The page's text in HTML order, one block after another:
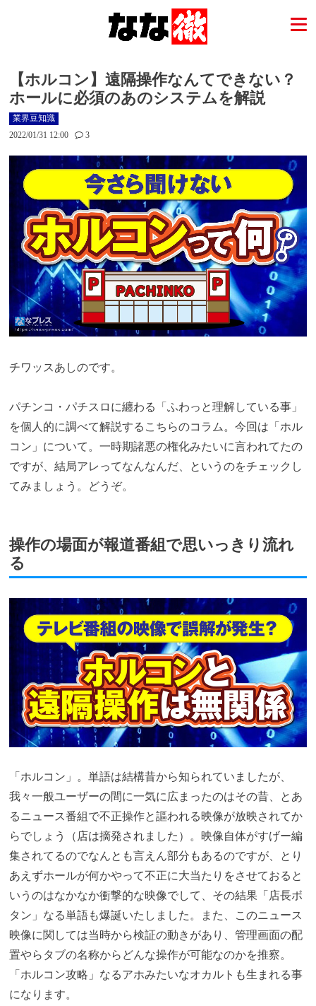
【ホルコン】遠隔操作なんてできない？
ホールに必須のあのシステムを解説
業界豆知識
2022/01/31 12:00
3
チワッスあしのです。
パチンコ・パチスロに纏わる「ふわっと理解している事」
を個人的に調べて解説するこちらのコラム。今回は「ホル
コン」について。一時期諸悪の権化みたいに言われてたの
ですが、結局アレってなんなんだ、というのをチェックし
てみましょう。どうぞ。
操作の場面が報道番組で思いっきり流れ
る
「ホルコン」。単語は結構昔から知られていましたが、
我々一般ユーザーの間に一気に広まったのはその昔、とあ
るニュース番組で不正操作と謳われる映像が放映されてか
らでしょう（店は摘発されました）。映像自体がすげー編
集されてるのでなんとも言えん部分もあるのですが、とり
あえずホールが何かやって不正に大当たりをさせておると
いうのはなかなか衝撃的な映像でして、その結果「店長ボ
タン」なる単語も爆誕いたしました。また、このニュース
映像に関しては当時から検証の動きがあり、管理画面の配
置やらタブの名称からどんな操作が可能なのかを推察。
「ホルコン攻略」なるアホみたいなオカルトも生まれる事
になります。